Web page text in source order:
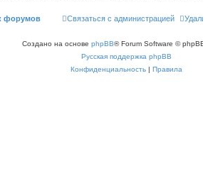
форумов Связаться с администрацией
Создано на основе phpBB® Forum Software ©
Русская поддержка phpBB
Конфиденциальность | Правила